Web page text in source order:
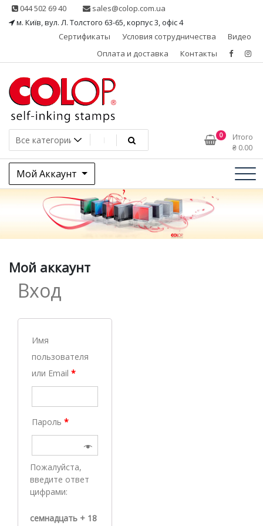
Skip 044 502 69 40
sales@colop.com.ua
м. Київ, вул. Л. Толстого 63-65, корпус 3, офіс 4
Сертификаты
Условия сотрудничества
Видео
Оплата и доставка
Контакты
КОЛОП – эксклюзивный
представитель в Украине
одного из ведущих
производителей
штемпельной продукции,
австрийской компании
COLOP, изготовитель
печатей и штампов с
использованием лазерной
технологии. Наш
печатей и штампов,
самонаборные штампы,
датеры и нумераторы,
0
Итого
₴ 0.00
Мой Аккаунт
Мой аккаунт
Вход
Имя
пользователя
или Email *
Пароль *
Пожалуйста,
введите ответ
цифрами:
семнадцать + 18